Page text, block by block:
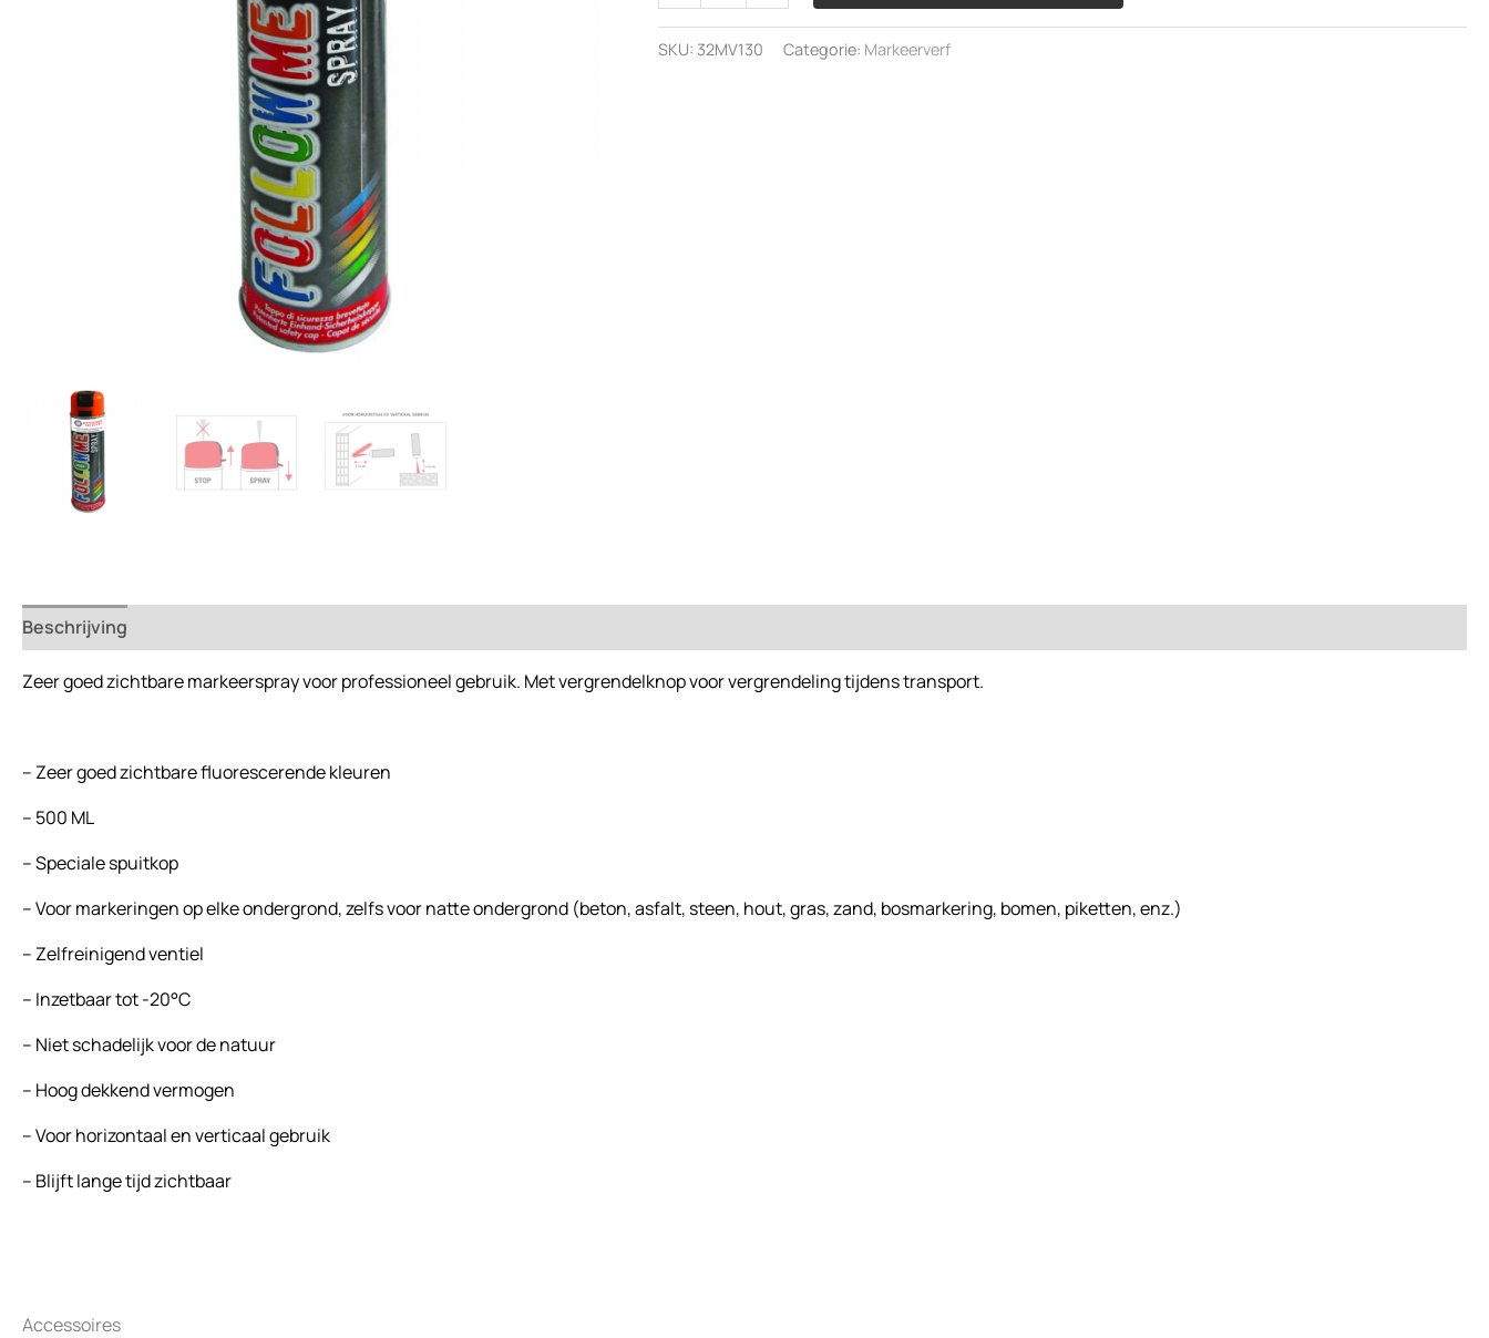
spuitbus
kleur
fluor
SKU: 32MV130 Categorie: Markeerverf
Beschrijving
Zeer goed zichtbare markeerspray voor professioneel gebruik. Met vergrendelknop voor vergrendeling tijdens transport.
– Zeer goed zichtbare fluorescerende kleuren
– 500 ML
– Speciale spuitkop
– Voor markeringen op elke ondergrond, zelfs voor natte ondergrond (beton, asfalt, steen, hout, gras, zand, bosmarkering, bomen, piketten, enz.)
– Zelfreinigend ventiel
– Inzetbaar tot -20°C
– Niet schadelijk voor de natuur
– Hoog dekkend vermogen
– Voor horizontaal en verticaal gebruik
– Blijft lange tijd zichtbaar
Accessoires